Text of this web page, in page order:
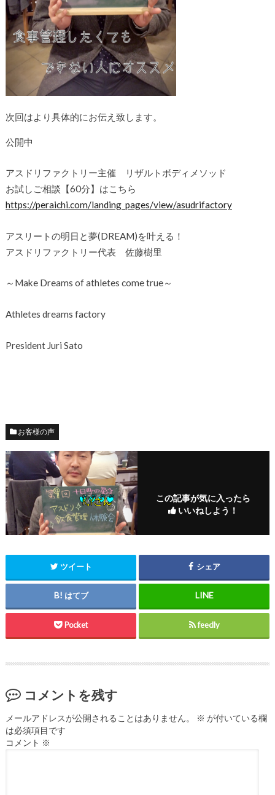
次回はより具体的にお伝え致します。
公開中
アスドリファクトリー主催 リザルトボディメソッド
お試しご相談【60分】はこちら
https://peraichi.com/landing_pages/view/asudrifactory
アスリートの明日と夢(DREAM)を叶える！
アスドリファクトリー代表 佐藤樹里
～Make Dreams of athletes come true～
Athletes dreams factory
President Juri Sato
お客様の声
この記事が気に入ったら
いいねしよう！
ツイート シェア
はてブ
Pocket feedly
コメントを残す
メールアドレスが公開されることはありません。 ※ が付いている欄
は必須項目です
コメント ※